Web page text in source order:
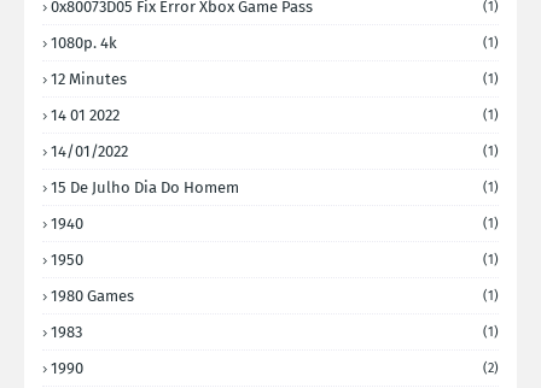
0x80073D05 Fix Error Xbox Game Pass (1)
1080p. 4k (1)
12 Minutes (1)
14 01 2022 (1)
14/01/2022 (1)
15 De Julho Dia Do Homem (1)
1940 (1)
1950 (1)
1980 Games (1)
1983 (1)
1990 (2)